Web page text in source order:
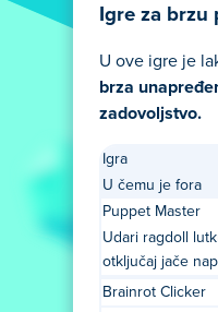
Igre za brzu
U ove igre je
brza
zadovoljstvo.
Igra
U čemu je fora
Puppet Master
Udari ragdoll
otključaj jače
Brainrot Clicker